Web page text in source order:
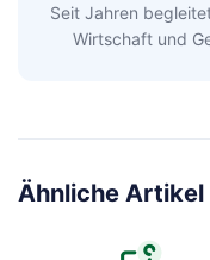
Seit Jahren
Wirtschaft und
Ähnliche Artikel